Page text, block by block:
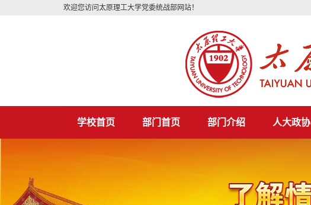
欢迎您访问太原理工大学党委统战部网站！
学校首页 部门首页 部门介绍 人大政协